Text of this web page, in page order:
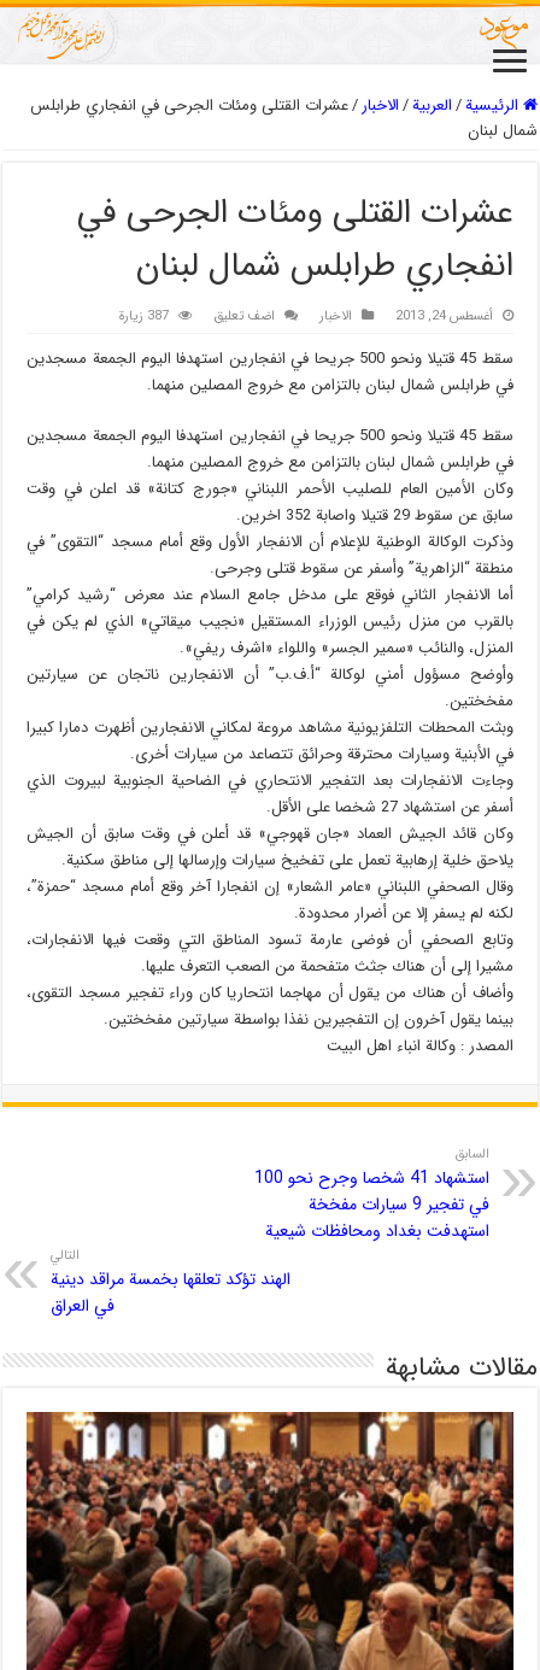
الرئيسية/العربیة/الاخبار/عشرات القتلى ومئات الجرحى في انفجاري طرابلس
شمال لبنان
عشرات القتلى ومئات الجرحى في
انفجاري طرابلس شمال لبنان
أغسطس 24, 2013 الاخبار اضف تعليق 387 زيارة
سقط 45 قتيلا ونحو 500 جريحا في انفجارين استهدفا اليوم الجمعة مسجدين
في طرابلس شمال لبنان بالتزامن مع خروج المصلين منهما.
سقط 45 قتيلا ونحو 500 جريحا في انفجارين استهدفا اليوم الجمعة مسجدين
في طرابلس شمال لبنان بالتزامن مع خروج المصلين منهما.
وكان الأمين العام للصليب الأحمر اللبناني «جورج كتانة» قد اعلن في وقت
سابق عن سقوط 29 قتيلا واصابة 352 اخرين.
وذكرت الوكالة الوطنية للإعلام أن الانفجار الأول وقع أمام مسجد “التقوى” في
منطقة “الزاهرية” وأسفر عن سقوط قتلى وجرحى.
أما الانفجار الثاني فوقع على مدخل جامع السلام عند معرض “رشيد كرامي”
بالقرب من منزل رئيس الوزراء المستقيل «نجيب ميقاتي» الذي لم يكن في
المنزل، والنائب «سمير الجسر» واللواء «اشرف ريفي».
وأوضح مسؤول أمني لوكالة “أ.ف.ب” أن الانفجارين ناتجان عن سيارتين
مفخختين.
وبثت المحطات التلفزيونية مشاهد مروعة لمكاني الانفجارين أظهرت دمارا كبيرا
في الأبنية وسيارات محترقة وحرائق تتصاعد من سيارات أخرى.
وجاءت الانفجارات بعد التفجير الانتحاري في الضاحية الجنوبية لبيروت الذي
أسفر عن استشهاد 27 شخصا على الأقل.
وكان قائد الجيش العماد «جان قهوجي» قد أعلن في وقت سابق أن الجيش
يلاحق خلية إرهابية تعمل على تفخيخ سيارات وإرسالها إلى مناطق سكنية.
وقال الصحفي اللبناني «عامر الشعار» إن انفجارا آخر وقع أمام مسجد “حمزة”،
لكنه لم يسفر إلا عن أضرار محدودة.
وتابع الصحفي أن فوضى عارمة تسود المناطق التي وقعت فيها الانفجارات،
مشيرا إلى أن هناك جثث متفحمة من الصعب التعرف عليها.
وأضاف أن هناك من يقول أن مهاجما انتحاريا كان وراء تفجير مسجد التقوى،
بينما يقول آخرون إن التفجيرين نفذا بواسطة سيارتين مفخختين.
المصدر : وکالة انباء اهل البیت
السابق
استشهاد 41 شخصا وجرح نحو 100
في تفجير 9 سيارات مفخخة
استهدفت بغداد ومحافظات شيعية
التالي
الهند تؤكد تعلقها بخمسة مراقد دينية
في العراق
مقالات مشابهة